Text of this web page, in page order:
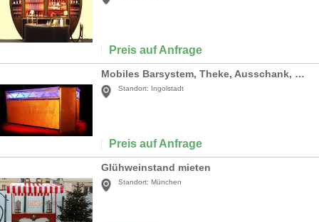
Preis auf Anfrage
Mobiles Barsystem, Theke, Ausschank, Bar
Standort: Ingolstadt
Preis auf Anfrage
Glühweinstand mieten
Standort: München